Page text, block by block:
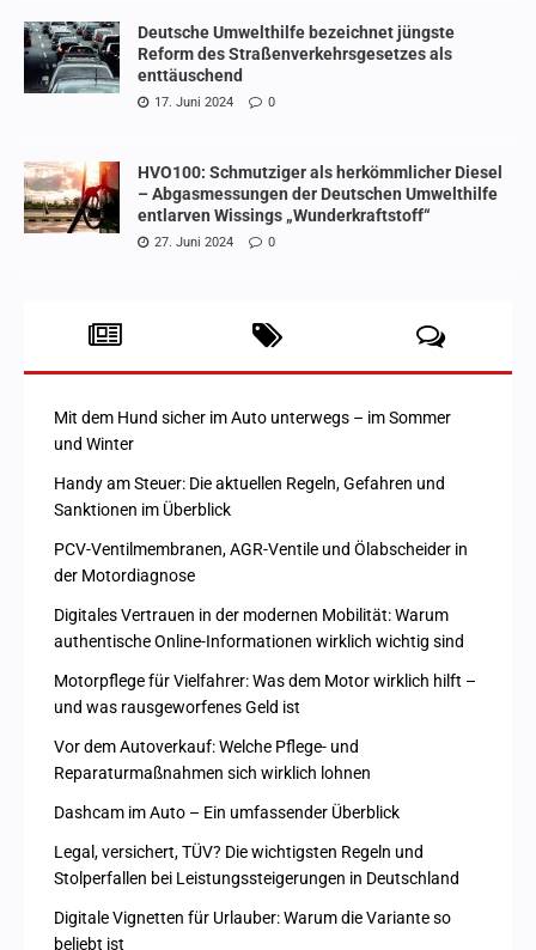
Deutsche Umwelthilfe bezeichnet jüngste
Reform des Straßenverkehrsgesetzes als
enttäuschend
17. Juni 2024 0
HVO100: Schmutziger als herkömmlicher Diesel
– Abgasmessungen der Deutschen Umwelthilfe
entlarven Wissings „Wunderkraftstoff“
27. Juni 2024 0
Mit dem Hund sicher im Auto unterwegs – im Sommer
und Winter
Handy am Steuer: Die aktuellen Regeln, Gefahren und
Sanktionen im Überblick
PCV-Ventilmembranen, AGR-Ventile und Ölabscheider in
der Motordiagnose
Digitales Vertrauen in der modernen Mobilität: Warum
authentische Online-Informationen wirklich wichtig sind
Motorpflege für Vielfahrer: Was dem Motor wirklich hilft –
und was rausgeworfenes Geld ist
Vor dem Autoverkauf: Welche Pflege- und
Reparaturmaßnahmen sich wirklich lohnen
Dashcam im Auto – Ein umfassender Überblick
Legal, versichert, TÜV? Die wichtigsten Regeln und
Stolperfallen bei Leistungssteigerungen in Deutschland
Digitale Vignetten für Urlauber: Warum die Variante so
beliebt ist